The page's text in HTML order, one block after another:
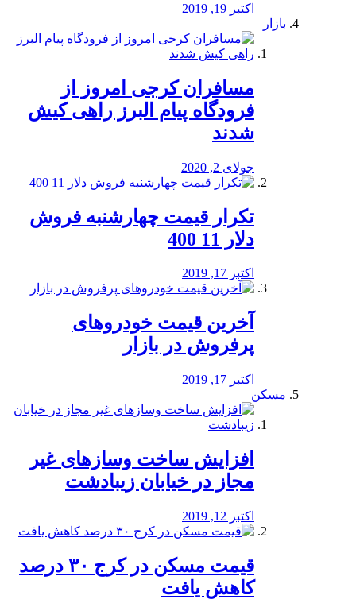
اکتبر 19, 2019
بازار
مسافران کرجی امروز از
فرودگاه پیام البرز راهی کیش
شدند
جولای 2, 2020
تکرار قیمت چهارشنبه فروش
دلار 11 400
اکتبر 17, 2019
آخرین قیمت خودرو‌های
پرفروش در بازار
اکتبر 17, 2019
مسکن
افزایش ساخت وسازهای غیر
مجاز در خیابان زیبادشت
اکتبر 12, 2019
️قیمت مسکن در کرج ۳۰ درصد
کاهش یافت